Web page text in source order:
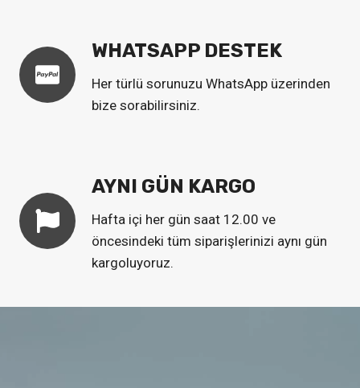
WHATSAPP DESTEK
Her türlü sorunuzu WhatsApp üzerinden
bize sorabilirsiniz.
AYNI GÜN KARGO
Hafta içi her gün saat 12.00 ve
öncesindeki tüm siparişlerinizi aynı gün
kargoluyoruz.